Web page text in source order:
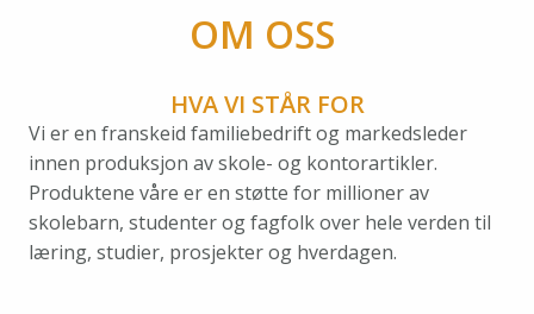
OM OSS
HVA VI STÅR FOR
Vi er en franskeid familiebedrift og markedsleder
innen produksjon av skole- og kontorartikler.
Produktene våre er en støtte for millioner av
skolebarn, studenter og fagfolk over hele verden til
læring, studier, prosjekter og hverdagen.